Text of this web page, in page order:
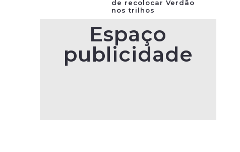
de recolocar Verdão
nos trilhos
Espaço
publicidade